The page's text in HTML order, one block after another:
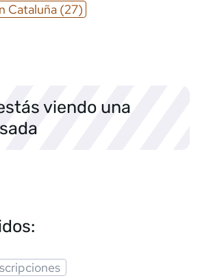
Cataluña (27)
viendo una